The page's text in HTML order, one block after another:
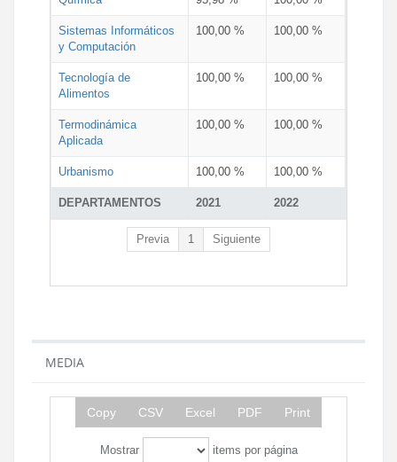
DEPARTAMENTOS 2021 2022
Sistemas Informáticos
y Computación
100,00 % 100,00 %
Tecnología de
Alimentos
100,00 % 100,00 %
Termodinámica
Aplicada
100,00 % 100,00 %
Urbanismo 100,00 % 100,00 %
Previa 1 Siguiente
MEDIA
Copy CSV Excel PDF Print
Mostrar items por página